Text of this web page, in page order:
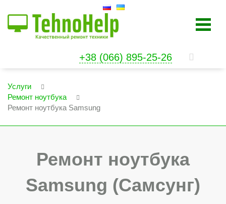
+38 (066) 895-25-26
Услуги
Ремонт ноутбука
Ремонт ноутбука Samsung
Ремонт ноутбука
Samsung (Самсунг)